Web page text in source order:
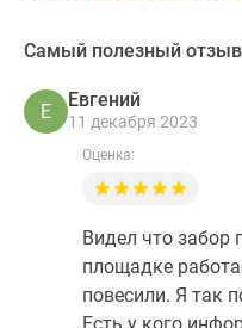
Самый полезный отзыв
Е
Евгений
11 декабря 2023
Оценка:
Видел что забор
площадке
повесили. Я так